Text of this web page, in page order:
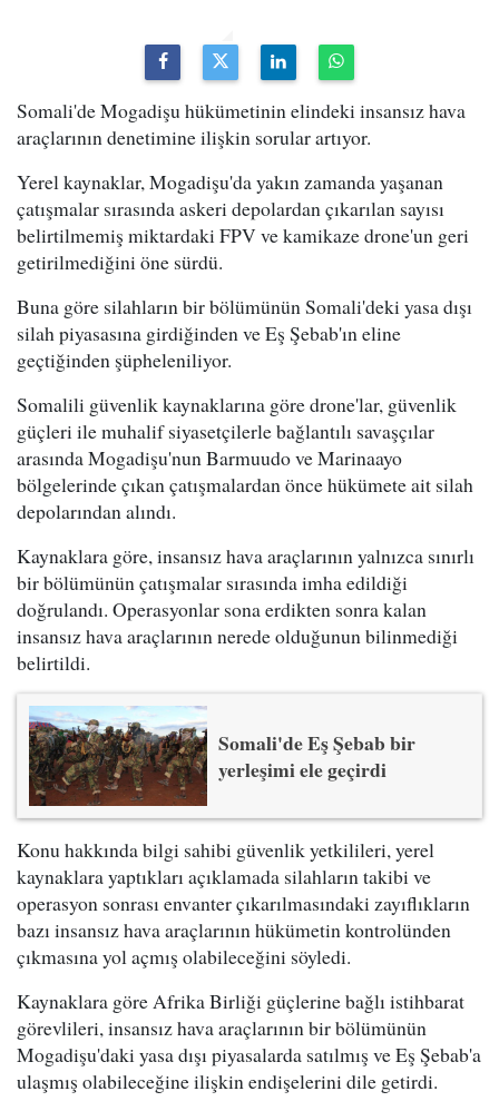
Somali'de Mogadişu hükümetinin elindeki insansız hava
araçlarının denetimine ilişkin sorular artıyor.
Yerel kaynaklar, Mogadişu'da yakın zamanda yaşanan
çatışmalar sırasında askeri depolardan çıkarılan sayısı
belirtilmemiş miktardaki FPV ve kamikaze drone'un geri
getirilmediğini öne sürdü.
Buna göre silahların bir bölümünün Somali'deki yasa dışı
silah piyasasına girdiğinden ve Eş Şebab'ın eline
geçtiğinden şüpheleniliyor.
Somalili güvenlik kaynaklarına göre drone'lar, güvenlik
güçleri ile muhalif siyasetçilerle bağlantılı savaşçılar
arasında Mogadişu'nun Barmuudo ve Marinaayo
bölgelerinde çıkan çatışmalardan önce hükümete ait silah
depolarından alındı.
Kaynaklara göre, insansız hava araçlarının yalnızca sınırlı
bir bölümünün çatışmalar sırasında imha edildiği
doğrulandı. Operasyonlar sona erdikten sonra kalan
insansız hava araçlarının nerede olduğunun bilinmediği
belirtildi.
Somali'de Eş Şebab bir
yerleşimi ele geçirdi
Konu hakkında bilgi sahibi güvenlik yetkilileri, yerel
kaynaklara yaptıkları açıklamada silahların takibi ve
operasyon sonrası envanter çıkarılmasındaki zayıflıkların
bazı insansız hava araçlarının hükümetin kontrolünden
çıkmasına yol açmış olabileceğini söyledi.
Kaynaklara göre Afrika Birliği güçlerine bağlı istihbarat
görevlileri, insansız hava araçlarının bir bölümünün
Mogadişu'daki yasa dışı piyasalarda satılmış ve Eş Şebab'a
ulaşmış olabileceğine ilişkin endişelerini dile getirdi.